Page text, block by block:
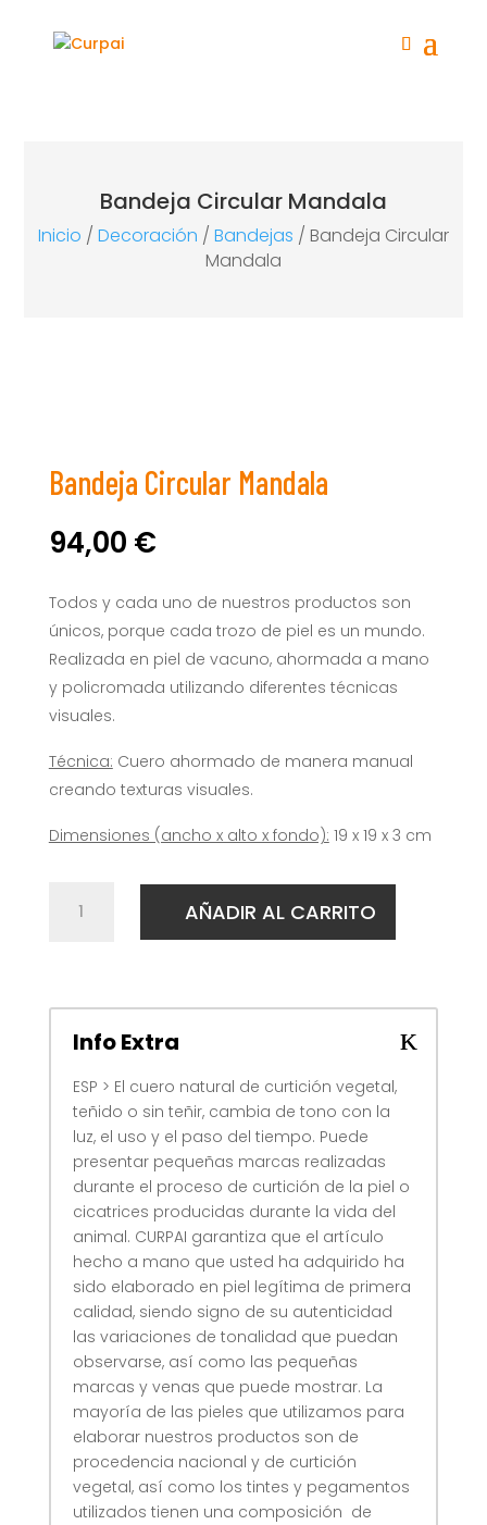
Bandeja Circular Mandala
Inicio / Decoración / Bandejas / Bandeja Circular
Mandala
Bandeja Circular Mandala
94,00 €
Todos y cada uno de nuestros productos son
únicos, porque cada trozo de piel es un mundo.
Realizada en piel de vacuno, ahormada a mano
y policromada utilizando diferentes técnicas
visuales.
Técnica: Cuero ahormado de manera manual
creando texturas visuales.
Dimensiones (ancho x alto x fondo): 19 x 19 x 3 cm
Circular
AÑADIR AL CARRITO
Info Extra
ESP > El cuero natural de curtición vegetal,
teñido o sin teñir, cambia de tono con la
luz, el uso y el paso del tiempo. Puede
presentar pequeñas marcas realizadas
durante el proceso de curtición de la piel o
cicatrices producidas durante la vida del
animal. CURPAI garantiza que el artículo
hecho a mano que usted ha adquirido ha
sido elaborado en piel legítima de primera
calidad, siendo signo de su autenticidad
las variaciones de tonalidad que puedan
observarse, así como las pequeñas
marcas y venas que puede mostrar. La
mayoría de las pieles que utilizamos para
elaborar nuestros productos son de
procedencia nacional y de curtición
vegetal, así como los tintes y pegamentos
utilizados tienen una composición de